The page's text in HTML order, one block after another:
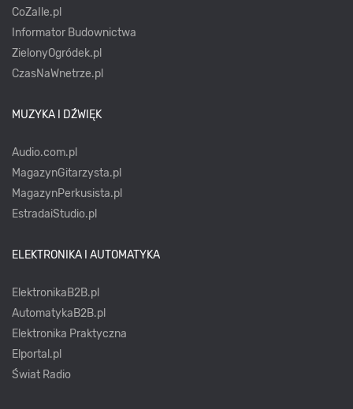
CoZaIle.pl
Informator Budownictwa
ZielonyOgródek.pl
CzasNaWnetrze.pl
MUZYKA I DŹWIĘK
Audio.com.pl
MagazynGitarzysta.pl
MagazynPerkusista.pl
EstradaiStudio.pl
ELEKTRONIKA I AUTOMATYKA
ElektronikaB2B.pl
AutomatykaB2B.pl
Elektronika Praktyczna
Elportal.pl
Świat Radio